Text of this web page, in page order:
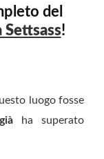
del
Settsass!
luogo fosse
ha superato